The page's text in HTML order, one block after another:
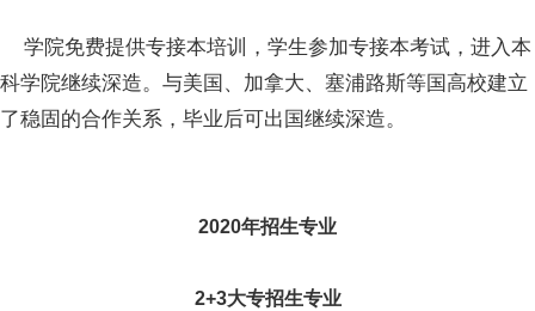
学院免费提供专接本培训，学生参加专接本考试，进入本
科学院继续深造。与美国、加拿大、塞浦路斯等国高校建立
了稳固的合作关系，毕业后可出国继续深造。
2020年招生专业
2+3大专招生专业